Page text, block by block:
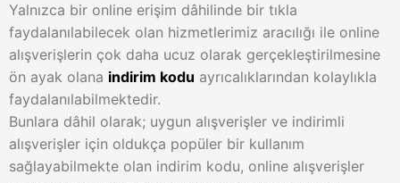
Yalnızca bir online erişim dâhilinde bir tıkla
faydalanılabilecek olan hizmetlerimiz aracılığı ile online
alışverişlerin çok daha ucuz olarak gerçekleştirilmesine
ön ayak olana indirim kodu ayrıcalıklarından kolaylıkla
faydalanılabilmektedir.
Bunlara dâhil olarak; uygun alışverişler ve indirimli
alışverişler için oldukça popüler bir kullanım
sağlayabilmekte olan indirim kodu, online alışverişler